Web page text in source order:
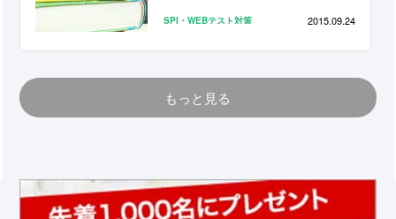
SPI・WEBテスト対策 2015.09.24
もっと見る